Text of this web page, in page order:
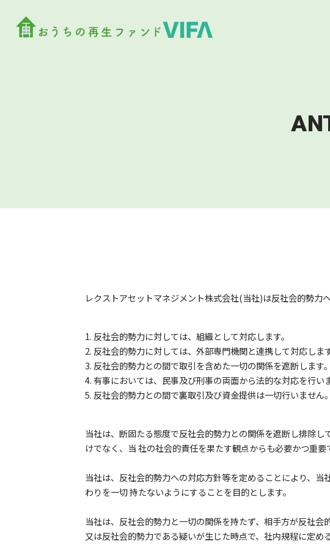
レクストアセットマネジメント株式会社(当社)は反社会的勢力
反社会的勢力に対しては、組織として対応します。
反社会的勢力に対しては、外部専門機関と連携して対応します
反社会的勢力との間で取引を含めた一切の関係を遮断します。
有事においては、民事及び刑事の両面から法的な対応を行いま
反社会的勢力との間で裏取引及び資金提供は一切行いません。
当社は、断固たる態度で反社会的勢力との関係を遮断し排除
けでなく、当 社の社会的責任を果たす観点からも必要かつ重要
当社は、反社会的勢力への対応方針等を定めることにより、
わりを一切 持たないようにすることを目的とします。
当社は、反社会的勢力と一切の関係を持たず、相手方が反社
又は反社会的勢力である疑いが生じた時点で、社内規程に定め